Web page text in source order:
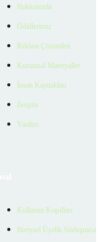
Hakkımızda
Ödüllerimiz
Reklam Çözümleri
Kurumsal Materyaller
İnsan Kaynakları
İletişim
Yardım
Kullanım Koşulları
Bireysel Üyelik Sözleşmesi